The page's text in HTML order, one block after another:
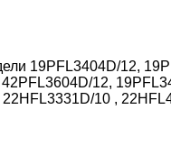
19PFL3404D/12,
12,
10 ,